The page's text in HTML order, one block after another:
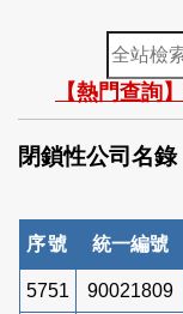
全
站
檢
索
【熱門查詢
閉鎖性公司名錄
序號 統一編號
5751 90021809